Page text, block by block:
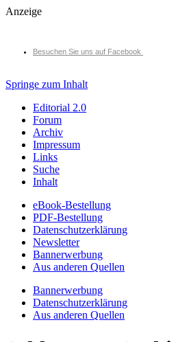
Anzeige
Besuchen Sie uns auf Facebook
Springe zum Inhalt
Editorial 2.0
Forum
Archiv
Impressum
Links
Suche
Inhalt
eBook-Bestellung
PDF-Bestellung
Datenschutzerklärung
Newsletter
Bannerwerbung
Aus anderen Quellen
Bannerwerbung
Datenschutzerklärung
Aus anderen Quellen